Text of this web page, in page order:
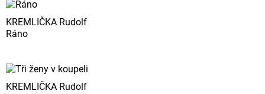
KREMLIČKA Rudolf
Ráno
KREMLIČKA Rudolf